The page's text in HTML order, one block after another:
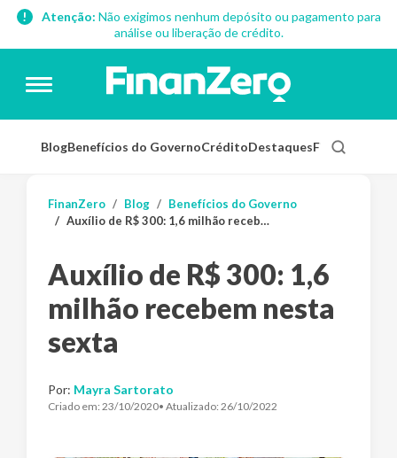
Atenção: Não exigimos nenhum depósito ou pagamento para
análise ou liberação de crédito.
BlogBenefícios do GovernoCréditoDestaquesFinanças
FinanZero Blog
Benefícios do Governo
Auxílio de R$ 300: 1,6 milhão recebem nesta sexta
Auxílio de R$ 300: 1,6
milhão recebem nesta
sexta
Por: Mayra Sartorato
Criado em: 23/10/2020• Atualizado: 26/10/2022